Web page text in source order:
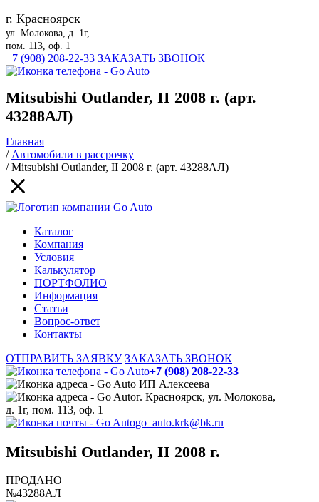
г. Красноярск
ул. Молокова, д. 1г,
пом. 113, оф. 1
+7 (908) 208-22-33 ЗАКАЗАТЬ ЗВОНОК
Mitsubishi Outlander, II 2008 г. (арт.
43288АЛ)
Главная
/Автомобили в рассрочку
/Mitsubishi Outlander, II 2008 г. (арт. 43288АЛ)
Каталог
Компания
Условия
Калькулятор
ПОРТФОЛИО
Информация
Статьи
Вопрос-ответ
Контакты
ОТПРАВИТЬ ЗАЯВКУ ЗАКАЗАТЬ ЗВОНОК
+7 (908) 208-22-33
ИП Алексеева
г. Красноярск, ул. Молокова,
д. 1г, пом. 113, оф. 1
go_auto.krk@bk.ru
Mitsubishi Outlander, II 2008 г.
ПРОДАНО
№43288АЛ